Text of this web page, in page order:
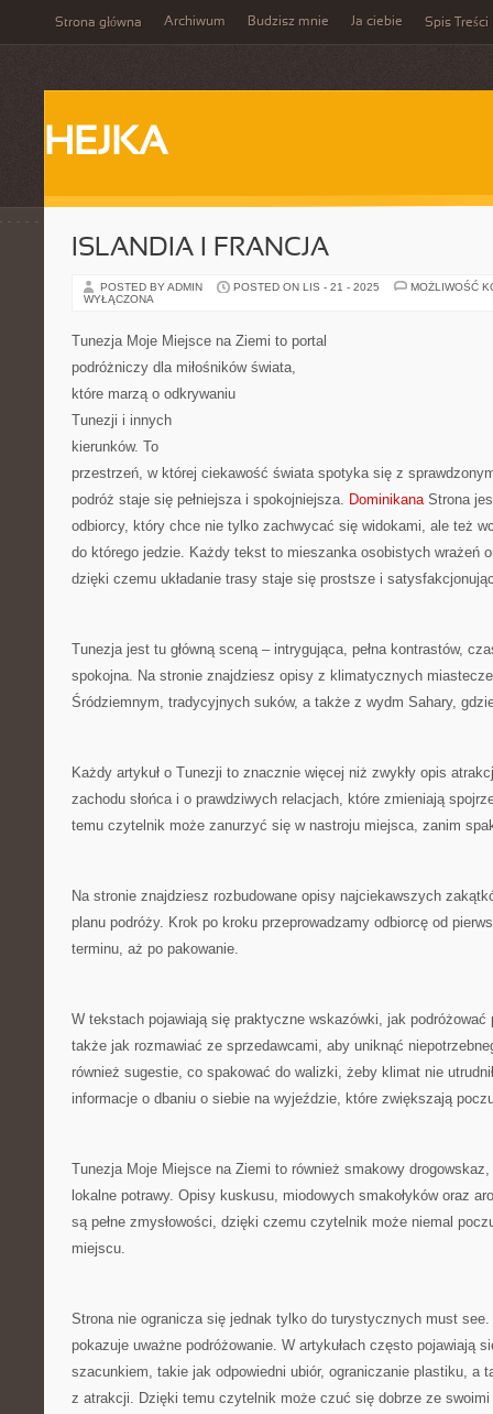
Strona główna Archiwum Budzisz mnie Ja ciebie Spis Treści
HEJKA
ISLANDIA I FRANCJA
POSTED BY ADMIN POSTED ON LIS - 21 - 2025
MOŻLIWOŚĆ
WYŁĄCZONA
Tunezja Moje Miejsce na Ziemi to portal
podróżniczy dla miłośników świata,
które marzą o odkrywaniu
Tunezji i innych
kierunków. To
przestrzeń, w której ciekawość świata spotyka się z
podróż staje się pełniejsza i spokojniejsza. DominikanaStrona
odbiorcy, który chce nie tylko zachwycać się widokami, ale też
do którego jedzie. Każdy tekst to mieszanka osobistych wrażeń
dzięki czemu układanie trasy staje się prostsze i
Tunezja jest tu główną sceną – intrygująca, pełna kontrastów,
spokojna. Na stronie znajdziesz opisy z klimatycznych
Śródziemnym, tradycyjnych suków, a także z wydm Sahary,
Każdy artykuł o Tunezji to znacznie więcej niż zwykły opis
zachodu słońca i o prawdziwych relacjach, które zmieniają
temu czytelnik może zanurzyć się w nastroju miejsca, zanim
Na stronie znajdziesz rozbudowane opisy najciekawszych
planu podróży. Krok po kroku przeprowadzamy odbiorcę od
terminu, aż po pakowanie.
W tekstach pojawiają się praktyczne wskazówki, jak
także jak rozmawiać ze sprzedawcami, aby uniknąć
również sugestie, co spakować do walizki, żeby klimat nie
informacje o dbaniu o siebie na wyjeździe, które zwiększają
Tunezja Moje Miejsce na Ziemi to również smakowy
lokalne potrawy. Opisy kuskusu, miodowych smakołyków oraz
są pełne zmysłowości, dzięki czemu czytelnik może niemal
miejscu.
Strona nie ogranicza się jednak tylko do turystycznych must
pokazuje uważne podróżowanie. W artykułach często pojawiają
szacunkiem, takie jak odpowiedni ubiór, ograniczanie plastiku, a
z atrakcji. Dzięki temu czytelnik może czuć się dobrze ze swoimi